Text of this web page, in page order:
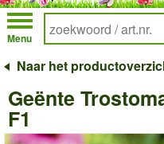
Menu
Naar het
Geënte
F1